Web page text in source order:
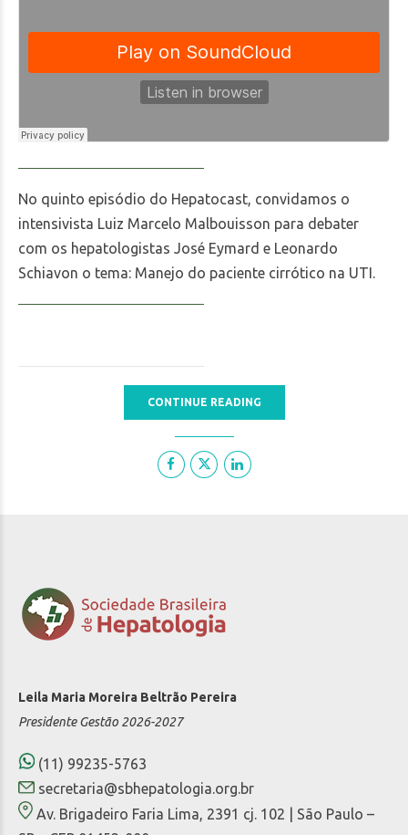
No quinto episódio do Hepatocast, convidamos o
intensivista Luiz Marcelo Malbouisson para debater
com os hepatologistas José Eymard e Leonardo
Schiavon o tema: Manejo do paciente cirrótico na UTI.
CONTINUE READING
Leila Maria Moreira Beltrão Pereira
Presidente Gestão 2026-2027
(11) 99235-5763
secretaria@sbhepatologia.org.br
Av. Brigadeiro Faria Lima, 2391 cj. 102 | São Paulo –